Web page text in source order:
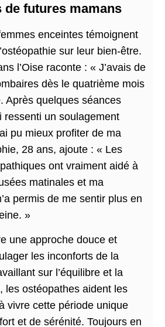
de futures mamans
enceintes témoignent
sur leur bien-être.
l’Oise raconte : « J’avais de
dès le quatrième mois
Après quelques séances
ressenti un soulagement
pu mieux profiter de ma
28 ans, ajoute : « Les
ont vraiment aidé à
matinales et ma
permis de me sentir plus en
»
une approche douce et
les inconforts de la
sur l’équilibre et la
les ostéopathes aident les
vivre cette période unique
et de sérénité. Toujours en